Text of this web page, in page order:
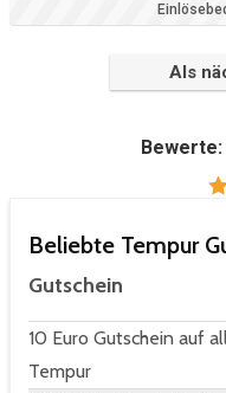
Als
Bewerte:
Beliebte Tempur
Gutschein
10 Euro Gutschein auf
Tempur